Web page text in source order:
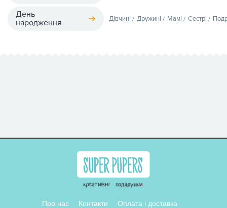
День
народження
Дівчині Дружині Мамі Сестрі
Про нас Контакти
Оплата і доставка